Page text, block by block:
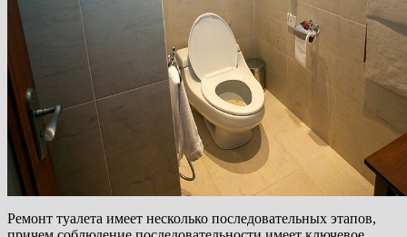
Ремонт туалета имеет несколько последовательных этапов,